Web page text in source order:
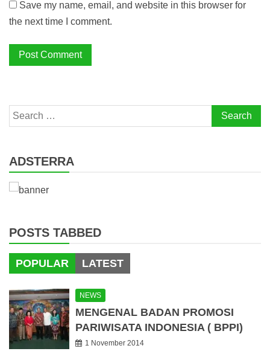
Save my name, email, and website in this browser for
the next time I comment.
Search
for:
ADSTERRA
POSTS TABBED
POPULAR LATEST
NEWS
MENGENAL BADAN PROMOSI
PARIWISATA INDONESIA ( BPPI)
1 November 2014